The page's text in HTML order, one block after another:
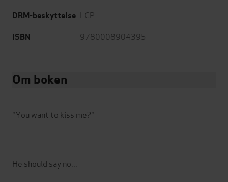
DRM-beskyttelse LCP
ISBN 9780008904395
Om boken
"You want to kiss me?"
He should say no...